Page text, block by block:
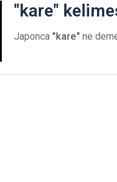
"kare"
Japonca "kare" ne